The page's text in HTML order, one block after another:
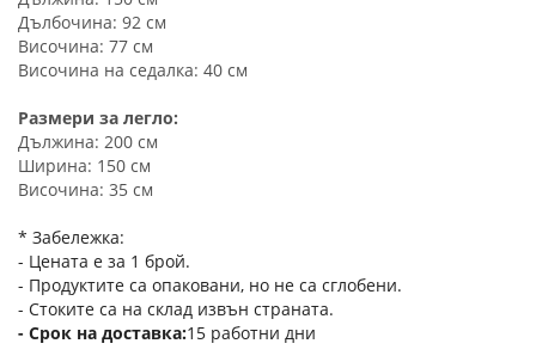
Дълбочина: 92 см
Височина: 77 см
Височина на седалка: 40 см
Размери за легло:
Дължина: 200 см
Ширина: 150 см
Височина: 35 см
* Забележка:
- Цената е за 1 брой.
- Продуктите са опаковани, но не са сглобени.
- Стоките са на склад извън страната.
Срок на доставка 15 работни дни